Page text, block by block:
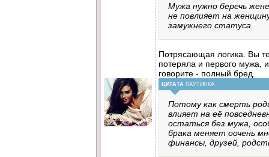
Мужа нужно беречь
не повлияет на
замужнего статуса.
Потрясающая логика. Вы
потеряла и первого мужа,
говорите - полный бред.
ЦИТАТА ПАУТИНКА
Потому как смерть
влияет на её
остаться без мужа,
брака меняет оочень
финансы, друзей,